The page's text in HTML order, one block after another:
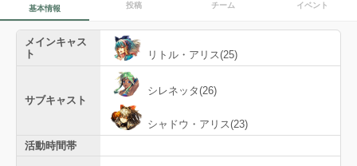
基本情報 投稿 チーム イベント
メインキャス
ト
リトル・アリス(25)
サブキャスト
シレネッタ(26)
シャドウ・アリス(23)
活動時間帯